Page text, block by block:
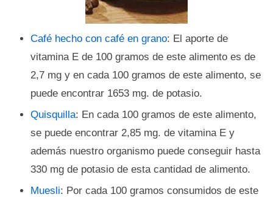
Café hecho con café en grano: El aporte de
vitamina E de 100 gramos de este alimento es de
2,7 mg y en cada 100 gramos de este alimento, se
puede encontrar 1653 mg. de potasio.
Quisquilla: En cada 100 gramos de este alimento,
se puede encontrar 2,85 mg. de vitamina E y
además nuestro organismo puede conseguir hasta
330 mg de potasio de esta cantidad de alimento.
Muesli: Por cada 100 gramos consumidos de este